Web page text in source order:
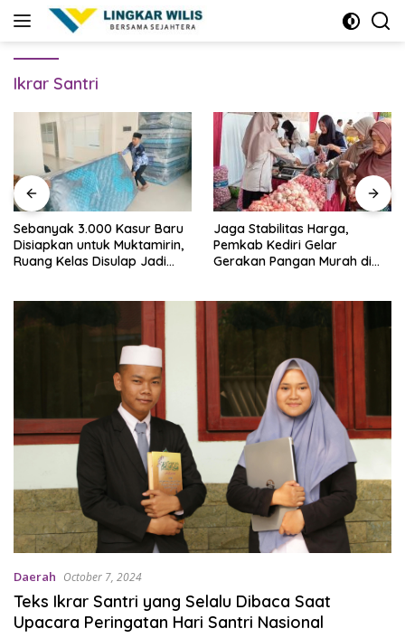
Ikrar Santri
Sebanyak 3.000 Kasur Baru
Disiapkan untuk Muktamirin,
Ruang Kelas Disulap Jadi
Jaga Stabilitas Harga,
Pemkab Kediri Gelar
Gerakan Pangan Murah di
Daerah October 7, 2024
Teks Ikrar Santri yang Selalu Dibaca Saat
Upacara Peringatan Hari Santri Nasional